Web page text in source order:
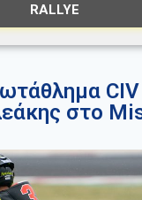
RALLYE
στο